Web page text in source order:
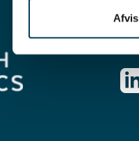
Afvis